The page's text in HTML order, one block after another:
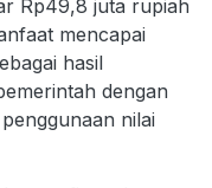
Rp49,8 juta rupiah
mencapai
hasil
dengan
nilai